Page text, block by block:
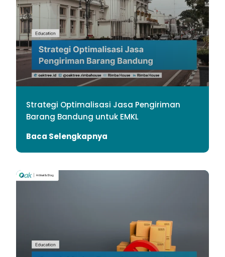
Strategi Optimalisasi Jasa Pengiriman
Barang Bandung untuk EMKL
Baca Selengkapnya